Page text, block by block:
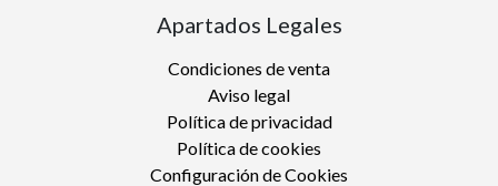
Apartados Legales
Condiciones de venta
Aviso legal
Política de privacidad
Política de cookies
Configuración de Cookies